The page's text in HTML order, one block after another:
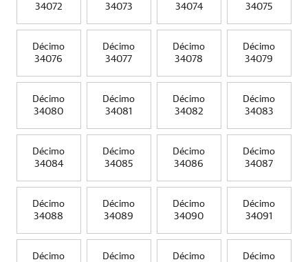
34072
34073
34074
34075
Décimo
34076
Décimo
34077
Décimo
34078
Décimo
34079
Décimo
34080
Décimo
34081
Décimo
34082
Décimo
34083
Décimo
34084
Décimo
34085
Décimo
34086
Décimo
34087
Décimo
34088
Décimo
34089
Décimo
34090
Décimo
34091
Décimo Décimo Décimo Décimo